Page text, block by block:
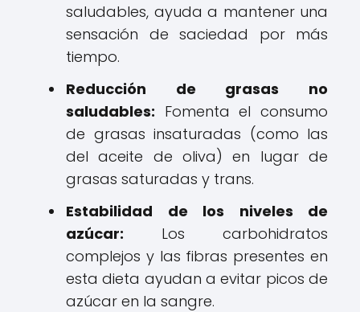
saludables, ayuda a mantener una
sensación de saciedad por más
tiempo.
Reducción de grasas no
saludables: Fomenta el consumo
de grasas insaturadas (como las
del aceite de oliva) en lugar de
grasas saturadas y trans.
Estabilidad de los niveles de
azúcar: Los carbohidratos
complejos y las fibras presentes en
esta dieta ayudan a evitar picos de
azúcar en la sangre.